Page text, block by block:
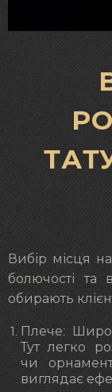
Вибір місця
болючості та
обирають
Плече:
Тут легко
чи
виглядає